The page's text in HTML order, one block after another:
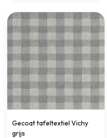
Gecoat tafeltextiel Vichy
grijs